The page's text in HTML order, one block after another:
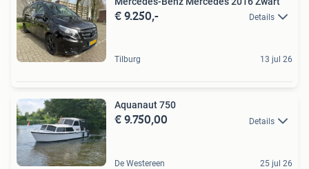
€ 9.250,- Details
Tilburg 13 jul 26
Aquanaut 750
€ 9.750,00 Details
De Westereen 25 jul 26